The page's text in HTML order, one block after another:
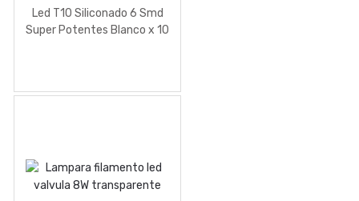
precio
original
precio
actual
Led T10 Siliconado 6 Smd
Super Potentes Blanco x 10